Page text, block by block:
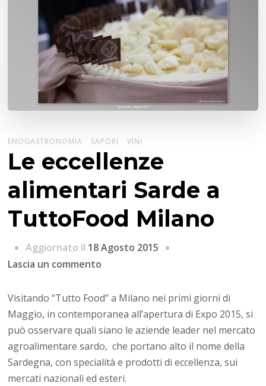
ENOGASTRONOMIA SAPORI VINI
Le eccellenze
alimentari Sarde a
TuttoFood Milano
Aggiornato il 18 Agosto 2015
Lascia un commento
eccellenze
alimentari
Sarde
a
TuttoFood
Milano
Visitando “Tutto Food” a Milano nei primi giorni di
Maggio, in contemporanea all’apertura di Expo 2015, si
può osservare quali siano le aziende leader nel mercato
agroalimentare sardo, che portano alto il nome della
Sardegna, con specialità e prodotti di eccellenza, sui
mercati nazionali ed esteri.